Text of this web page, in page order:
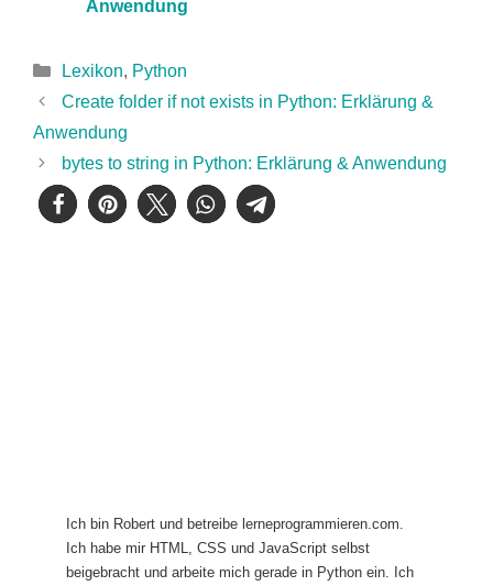
Anwendung
Kategorien
Lexikon, Python
Create folder if not exists in Python: Erklärung &
Anwendung
bytes to string in Python: Erklärung & Anwendung
Ich bin Robert und betreibe lerneprogrammieren.com.
Ich habe mir HTML, CSS und JavaScript selbst
beigebracht und arbeite mich gerade in Python ein. Ich